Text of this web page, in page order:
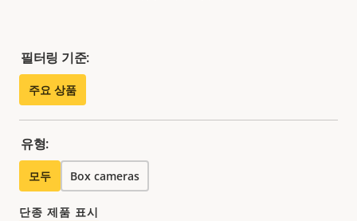
필터링 기준:
주요 상품
유형:
모두 Box cameras
단종 제품 표시